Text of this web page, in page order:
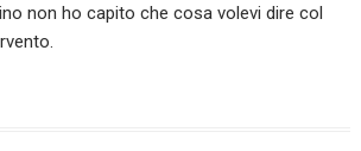
non ho capito che cosa volevi dire col